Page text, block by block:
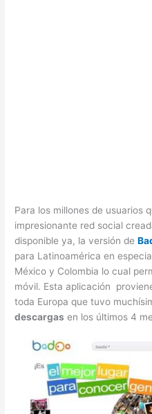
Para los millones de usuarios
impresionante red social
disponible ya, la versión de
para Latinoamérica en
México y Colombia lo cual
móvil. Esta aplicación
toda Europa que tuvo
descargas en los últimos 4